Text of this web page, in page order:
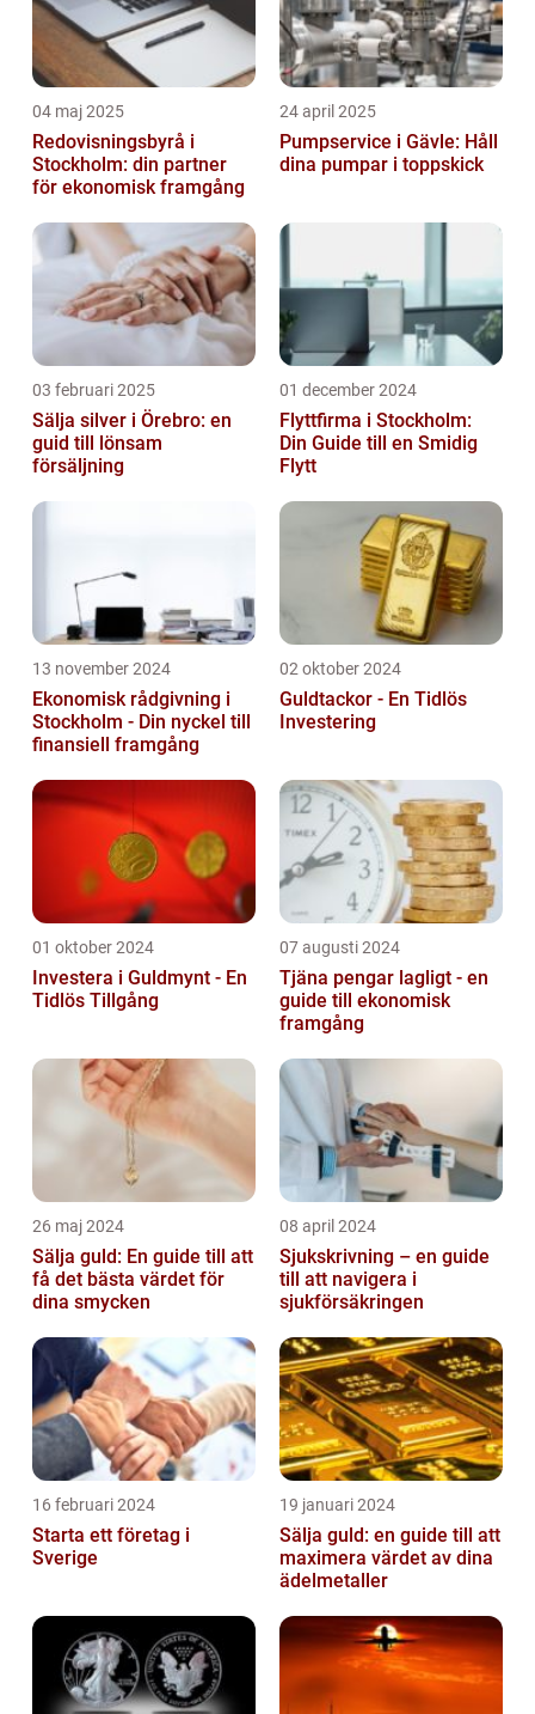
04 maj 2025
Redovisningsbyrå i
Stockholm: din partner
för ekonomisk framgång
24 april 2025
Pumpservice i Gävle: Håll
dina pumpar i toppskick
03 februari 2025
Sälja silver i Örebro: en
guid till lönsam
försäljning
01 december 2024
Flyttfirma i Stockholm:
Din Guide till en Smidig
Flytt
13 november 2024
Ekonomisk rådgivning i
Stockholm - Din nyckel till
finansiell framgång
02 oktober 2024
Guldtackor - En Tidlös
Investering
01 oktober 2024
Investera i Guldmynt - En
Tidlös Tillgång
07 augusti 2024
Tjäna pengar lagligt - en
guide till ekonomisk
framgång
26 maj 2024
Sälja guld: En guide till att
få det bästa värdet för
dina smycken
08 april 2024
Sjukskrivning – en guide
till att navigera i
sjukförsäkringen
16 februari 2024
Starta ett företag i
Sverige
19 januari 2024
Sälja guld: en guide till att
maximera värdet av dina
ädelmetaller